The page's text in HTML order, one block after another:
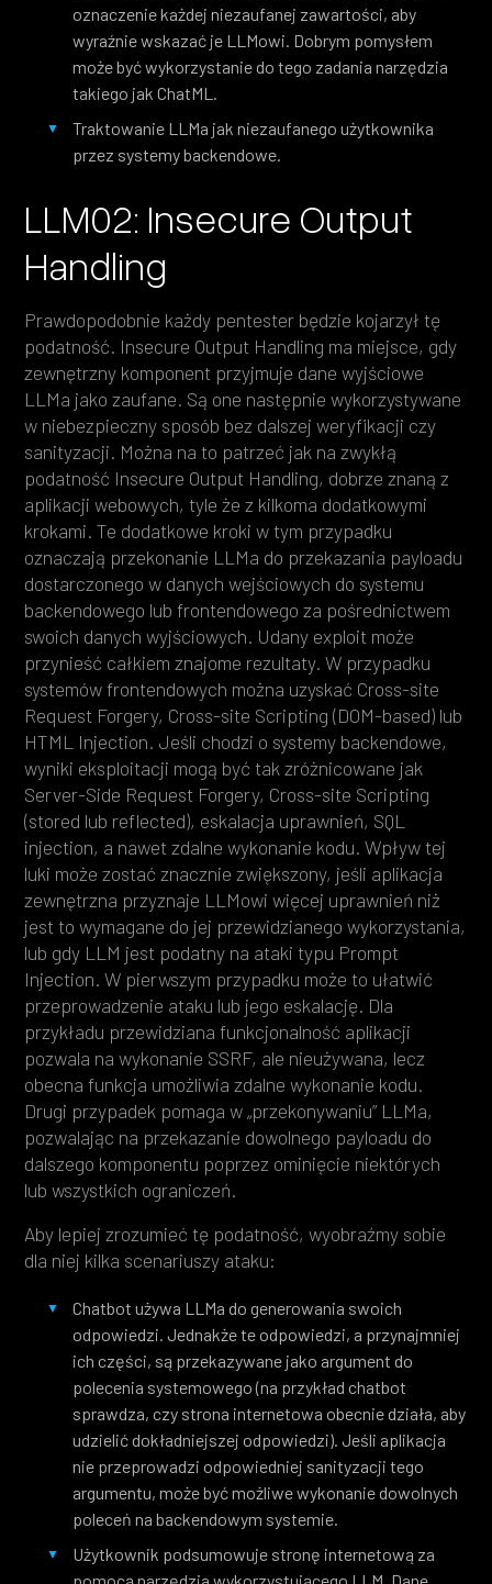
oznaczenie każdej niezaufanej zawartości, aby
wyraźnie wskazać je LLMowi. Dobrym pomysłem
może być wykorzystanie do tego zadania narzędzia
takiego jak ChatML.
Traktowanie LLMa jak niezaufanego użytkownika
przez systemy backendowe.
LLM02: Insecure Output
Handling
Prawdopodobnie każdy pentester będzie kojarzył tę
podatność. Insecure Output Handling ma miejsce, gdy
zewnętrzny komponent przyjmuje dane wyjściowe
LLMa jako zaufane. Są one następnie wykorzystywane
w niebezpieczny sposób bez dalszej weryfikacji czy
sanityzacji. Można na to patrzeć jak na zwykłą
podatność Insecure Output Handling, dobrze znaną z
aplikacji webowych, tyle że z kilkoma dodatkowymi
krokami. Te dodatkowe kroki w tym przypadku
oznaczają przekonanie LLMa do przekazania payloadu
dostarczonego w danych wejściowych do systemu
backendowego lub frontendowego za pośrednictwem
swoich danych wyjściowych. Udany exploit może
przynieść całkiem znajome rezultaty. W przypadku
systemów frontendowych można uzyskać Cross-site
Request Forgery, Cross-site Scripting (DOM-based) lub
HTML Injection. Jeśli chodzi o systemy backendowe,
wyniki eksploitacji mogą być tak zróżnicowane jak
Server-Side Request Forgery, Cross-site Scripting
(stored lub reflected), eskalacja uprawnień, SQL
injection, a nawet zdalne wykonanie kodu. Wpływ tej
luki może zostać znacznie zwiększony, jeśli aplikacja
zewnętrzna przyznaje LLMowi więcej uprawnień niż
jest to wymagane do jej przewidzianego wykorzystania,
lub gdy LLM jest podatny na ataki typu Prompt
Injection. W pierwszym przypadku może to ułatwić
przeprowadzenie ataku lub jego eskalację. Dla
przykładu przewidziana funkcjonalność aplikacji
pozwala na wykonanie SSRF, ale nieużywana, lecz
obecna funkcja umożliwia zdalne wykonanie kodu.
Drugi przypadek pomaga w „przekonywaniu” LLMa,
pozwalając na przekazanie dowolnego payloadu do
dalszego komponentu poprzez ominięcie niektórych
lub wszystkich ograniczeń.
Aby lepiej zrozumieć tę podatność, wyobraźmy sobie
dla niej kilka scenariuszy ataku:
Chatbot używa LLMa do generowania swoich
odpowiedzi. Jednakże te odpowiedzi, a przynajmniej
ich części, są przekazywane jako argument do
polecenia systemowego (na przykład chatbot
sprawdza, czy strona internetowa obecnie działa, aby
udzielić dokładniejszej odpowiedzi). Jeśli aplikacja
nie przeprowadzi odpowiedniej sanityzacji tego
argumentu, może być możliwe wykonanie dowolnych
poleceń na backendowym systemie.
Użytkownik podsumowuje stronę internetową za